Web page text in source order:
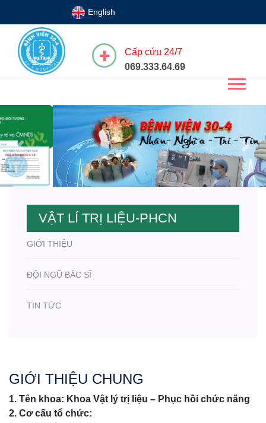
English
Cấp cứu 24/7
069.333.64.69
Previous Next
VẬT LÍ TRỊ LIỆU-PHCN
GIỚI THIỆU CHUNG
1. Tên khoa: Khoa Vật lý trị liệu – Phục hồi chức năng